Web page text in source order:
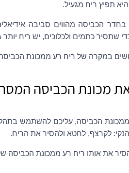
תפיץ ריח מגעיל.
בחדר הכביסה מהווים סביבה
שתסיר כתמים ולכלוכים, יש ריח
במקרה של ריח רע ממכונת
מכונת הכביסה
הכביסה, עליכם להשתמש
לקרצף, לחטא ולהסיר את הריח.
את אותו ריח רע ממכונת הכביסה